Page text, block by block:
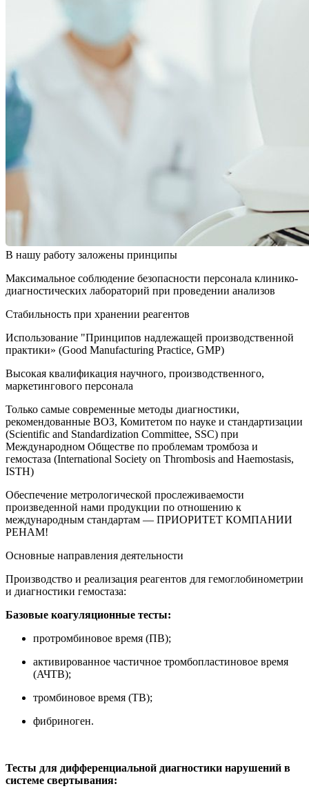
В нашу работу заложены принципы
Максимальное соблюдение безопасности персонала клинико-
диагностических лабораторий при проведении анализов
Стабильность при хранении реагентов
Использование "Принципов надлежащей производственной
практики» (Good Manufacturing Practice, GMP)
Высокая квалификация научного, производственного,
маркетингового персонала
Только самые современные методы диагностики,
рекомендованные ВОЗ, Комитетом по науке и стандартизации
(Scientific and Standardization Committee, SSC) при
Международном Обществе по проблемам тромбоза и
гемостаза (International Society on Thrombosis and Haemostasis,
ISTH)
Обеспечение метрологической прослеживаемости
произведенной нами продукции по отношению к
международным стандартам — ПРИОРИТЕТ КОМПАНИИ
РЕНАМ!
Основные направления деятельности
Производство и реализация реагентов для гемоглобинометрии
и диагностики гемостаза:
Базовые коагуляционные тесты:
протромбиновое время (ПВ);
активированное частичное тромбопластиновое время
(АЧТВ);
тромбиновое время (ТВ);
фибриноген.
Тесты для дифференциальной диагностики нарушений в
системе свертывания: